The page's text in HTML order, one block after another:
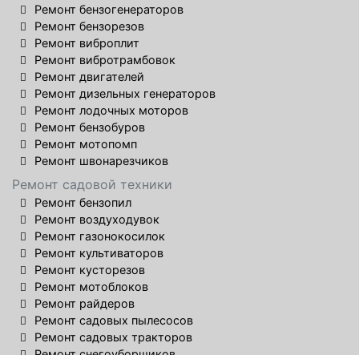
Ремонт бензогенераторов
Ремонт бензорезов
Ремонт виброплит
Ремонт вибротрамбовок
Ремонт двигателей
Ремонт дизельных генераторов
Ремонт лодочных моторов
Ремонт бензобуров
Ремонт мотопомп
Ремонт швонарезчиков
Ремонт садовой техники
Ремонт бензопил
Ремонт воздуходувок
Ремонт газонокосилок
Ремонт культиваторов
Ремонт кусторезов
Ремонт мотоблоков
Ремонт райдеров
Ремонт садовых пылесосов
Ремонт садовых тракторов